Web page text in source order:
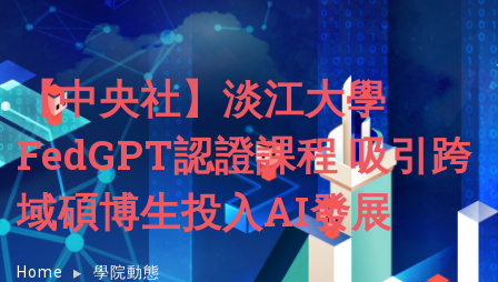
【中央社】淡江大學
FedGPT認證課程 吸引跨
域碩博生投入AI發展
Home
學院動態